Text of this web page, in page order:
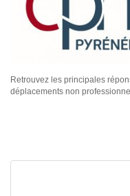
Retrouvez les principales
déplacements non